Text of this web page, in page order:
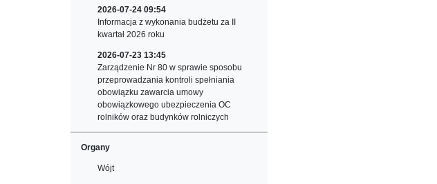
2026-07-24 09:54
Informacja z wykonania budżetu za II
kwartał 2026 roku
2026-07-23 13:45
Zarządzenie Nr 80 w sprawie sposobu
przeprowadzania kontroli spełniania
obowiązku zawarcia umowy
obowiązkowego ubezpieczenia OC
rolników oraz budynków rolniczych
Organy
Wójt